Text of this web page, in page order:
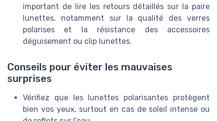
important de lire les retours détaillés sur la paire
lunettes, notamment sur la qualité des verres
polarises et la résistance des accessoires
déguisement ou clip lunettes.
Conseils pour éviter les mauvaises
surprises
Vérifiez que les lunettes polarisantes protègent
bien vos yeux, surtout en cas de soleil intense ou